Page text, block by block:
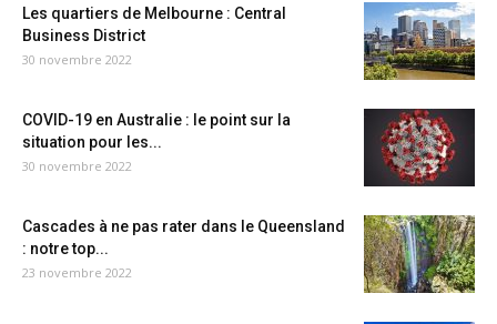
Les quartiers de Melbourne : Central
Business District
30 novembre 2022
COVID-19 en Australie : le point sur la
situation pour les...
30 novembre 2022
Cascades à ne pas rater dans le Queensland
: notre top...
23 novembre 2022